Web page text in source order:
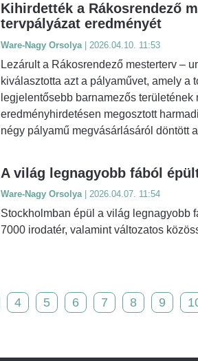
Kihirdették a Rákosrendező
tervpályázat eredményét
Ware-Nagy Orsolya | 2026.04.10. 11:53
Lezárult a Rákosrendező mesterterv –
kiválasztotta azt a pályaművet, amely
legjelentősebb barnamezős
eredményhirdetésen megosztott
négy pályamű megvásárlásáról döntött
A világ legnagyobb fából
Ware-Nagy Orsolya| 2026.04.07. 11:54
Stockholmban épül a világ legnagyobb
7000 irodatér, valamint változatos
4 5 6 7 8 9